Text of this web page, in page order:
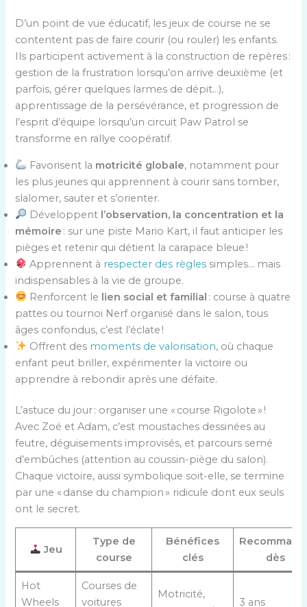
D’un point de vue éducatif, les jeux de course ne se
contentent pas de faire courir (ou rouler) les enfants.
Ils participent activement à la construction de repères :
gestion de la frustration lorsqu’on arrive deuxième (et
parfois, gérer quelques larmes de dépit…),
apprentissage de la persévérance, et progression de
l’esprit d’équipe lorsqu’un circuit Paw Patrol se
transforme en rallye coopératif.
Favorisent la motricité globale, notamment pour
les plus jeunes qui apprennent à courir sans tomber,
slalomer, sauter et s’orienter.
Développent l’observation, la concentration et la
mémoire : sur une piste Mario Kart, il faut anticiper les
pièges et retenir qui détient la carapace bleue !
Apprennent à respecter des règles simples… mais
indispensables à la vie de groupe.
Renforcent le lien social et familial : course à quatre
pattes ou tournoi Nerf organisé dans le salon, tous
âges confondus, c’est l’éclate !
Offrent des moments de valorisation, où chaque
enfant peut briller, expérimenter la victoire ou
apprendre à rebondir après une défaite.
L’astuce du jour : organiser une « course Rigolote » !
Avec Zoé et Adam, c’est moustaches dessinées au
feutre, déguisements improvisés, et parcours semé
d’embûches (attention au coussin-piège du salon).
Chaque victoire, aussi symbolique soit-elle, se termine
par une « danse du champion » ridicule dont eux seuls
ont le secret.
Jeu
Type de
course
Bénéfices
clés
dès
Hot
Wheels
Courses de
voitures
Motricité,
3 ans